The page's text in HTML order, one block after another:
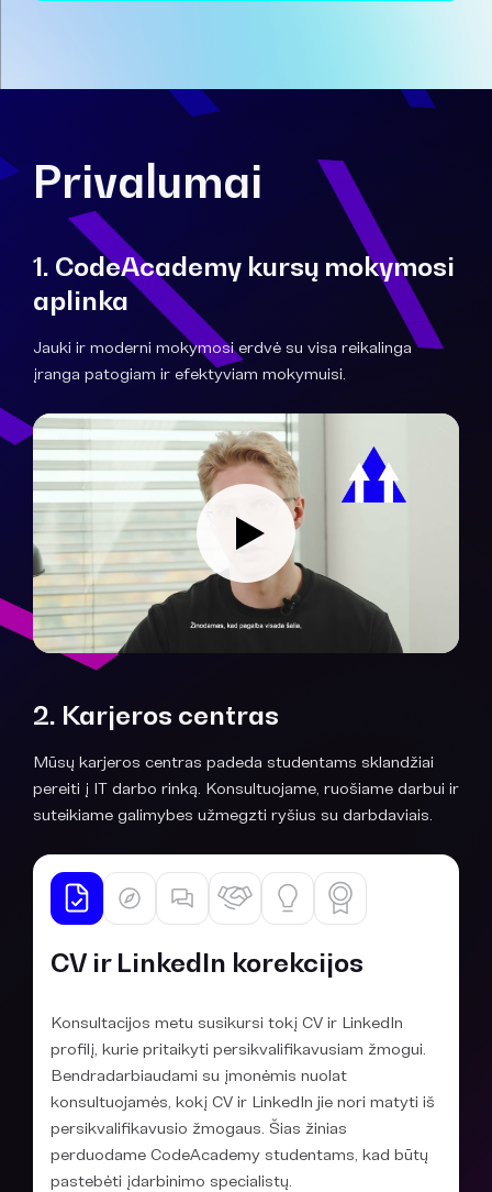
Privalumai
1. CodeAcademy kursų mokymosi
aplinka
Jauki ir moderni mokymosi erdvė su visa reikalinga
įranga patogiam ir efektyviam mokymuisi.
2. Karjeros centras
Mūsų karjeros centras padeda studentams sklandžiai
pereiti į IT darbo rinką. Konsultuojame, ruošiame darbui ir
suteikiame galimybes užmegzti ryšius su darbdaviais.
CV ir LinkedIn korekcijos
Konsultacijos metu susikursi tokį CV ir LinkedIn
profilį, kurie pritaikyti persikvalifikavusiam žmogui.
Bendradarbiaudami su įmonėmis nuolat
konsultuojamės, kokį CV ir LinkedIn jie nori matyti iš
persikvalifikavusio žmogaus. Šias žinias
perduodame CodeAcademy studentams, kad būtų
pastebėti įdarbinimo specialistų.